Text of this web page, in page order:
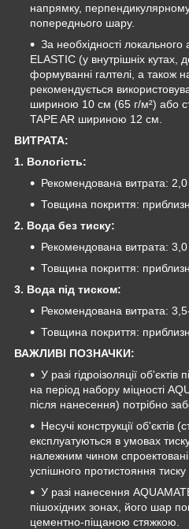
напрямку,
попереднього шару.
За необхідності
ELASTIC (у внутрішніх кутах,
формуванні галтелі, а також
рекомендується
шириною 10 см (65 г/м²) або
TAPE AR шириною 12 см.
ВИТРАТА:
1. Вологість:
Рекомендована витрата: 2,0
Товщина покриття:
2. Вода без тиску:
Рекомендована витрата: 3,0
Товщина покриття:
3. Вода під тиском:
Рекомендована витрата:
Товщина покриття:
ВАЖЛИВІ ПОЗНАЧКИ:
У разі гідроізоляції
на період набору міцності
після нанесення) потрібно
Несучі конструкції об'єктів
експлуатуються в умовах
належним чином
успішного протистояння тиску
У разі нанесення
пішохідних зонах, його шар
цементно-піщаною стяжкою.